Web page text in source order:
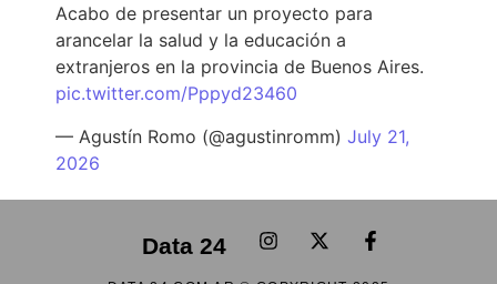
Acabo de presentar un proyecto para
arancelar la salud y la educación a
extranjeros en la provincia de Buenos Aires.
pic.twitter.com/Pppyd23460
— Agustín Romo (@agustinromm) July 21,
2026
Data 24